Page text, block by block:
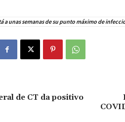
a unas semanas de su punto máximo de
de CT da positivo